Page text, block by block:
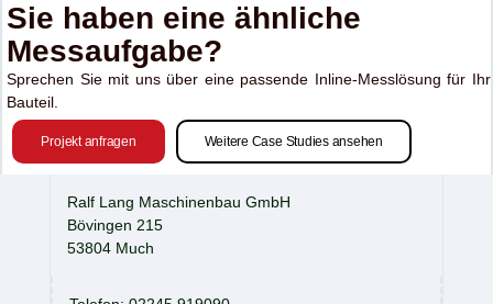
Sie haben eine ähnliche
Messaufgabe?
Sprechen Sie mit uns über eine passende Inline-Messlösung für Ihr
Bauteil.
Projekt anfragen Weitere Case Studies ansehen
Ralf Lang Maschinenbau GmbH
Bövingen 215
53804 Much